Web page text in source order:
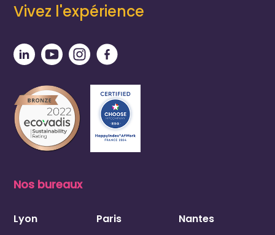
Vivez l'expérience
Nos bureaux
Lyon
Paris Nantes